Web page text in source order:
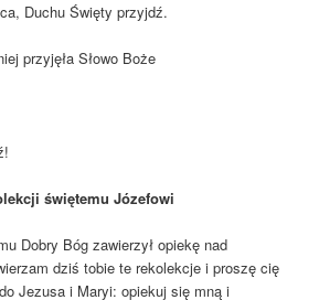
Duchu Święty przyjdź.
przyjęła Słowo Boże
świętemu Józefowi
Dobry Bóg zawierzył opiekę nad
dziś tobie te rekolekcje i proszę cię
Jezusa i Maryi: opiekuj się mną i